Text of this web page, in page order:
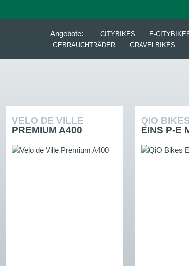
Angebote: CITYBIKES E-
GEBRAUCHTRÄDER
GRAVELBIKES
VELO DE VILLE
PREMIUM A400
QIO BIKES
EINS P-E